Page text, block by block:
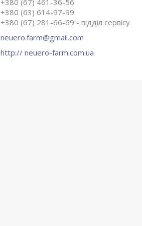
+380 (67) 461-36-56
+380 (63) 614-97-99
+380 (67) 281-66-69
відділ сервісу
neuero.farm@gmail.com
http:// neuero-farm.com.ua